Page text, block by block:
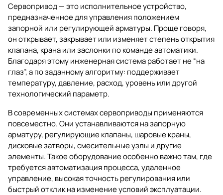
Сервопривод — это исполнительное устройство,
предназначенное для управления положением
запорной или регулирующей арматуры. Проще говоря,
он открывает, закрывает или изменяет степень открытия
клапана, крана или заслонки по команде автоматики.
Благодаря этому инженерная система работает не “на
глаз”, а по заданному алгоритму: поддерживает
температуру, давление, расход, уровень или другой
технологический параметр.
В современных системах сервоприводы применяются
повсеместно. Они устанавливаются назапорную
арматуру, регулирующие клапаны, шаровые краны,
дисковые затворы, смесительные узлы и другие
элементы. Такое оборудование особенно важно там, где
требуется автоматизация процесса, удаленное
управление, высокая точность регулирования или
быстрый отклик на изменение условий эксплуатации.